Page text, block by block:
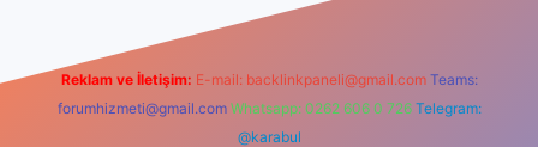
Reklam ve İletişim: E-mail: backlinkpaneli@gmail.com Teams:
forumhizmeti@gmail.com Whatsapp: 0262 606 0 726 Telegram:
@karabul